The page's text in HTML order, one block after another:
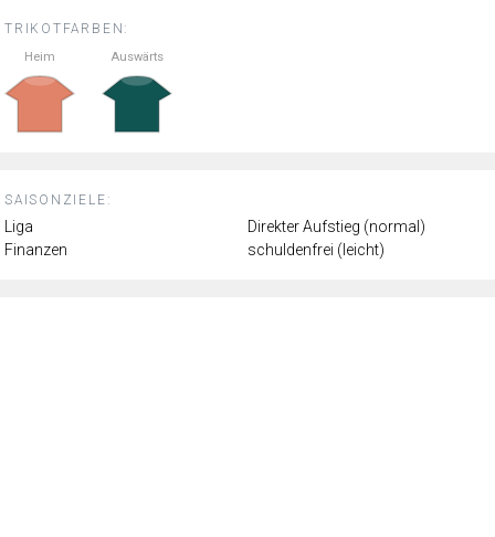
TRIKOTFARBEN:
Heim Auswärts
SAISONZIELE:
Liga
Direkter Aufstieg (normal)
Finanzen
schuldenfrei (leicht)